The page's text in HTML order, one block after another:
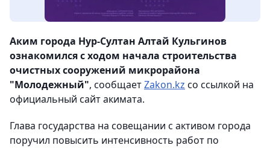
Аким города Нур-Султан Алтай Кульгинов
ознакомился с ходом начала строительства
очистных сооружений микрорайона
"Молодежный", сообщаетZakon.kz со ссылкой на
официальный сайт акимата.
Глава государства на совещании с активом города
поручил повысить интенсивность работ по